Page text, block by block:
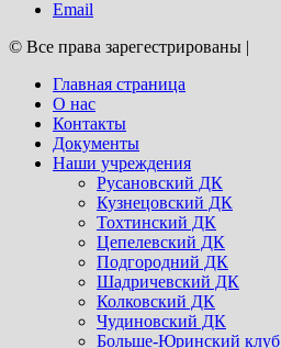
Email
© Все права зарегестрированы |
Главная страница
О нас
Контакты
Документы
Наши учреждения
Русановский ДК
Кузнецовский ДК
Тохтинский ДК
Цепелевский ДК
Подгородний ДК
Шадричевский ДК
Колковский ДК
Чудиновский ДК
Больше-Юринский клуб